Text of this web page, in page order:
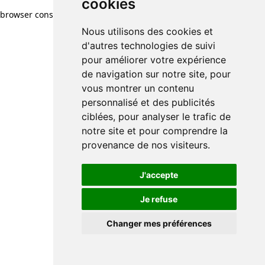
cookies
Nous utilisons des cookies et
d'autres technologies de suivi
pour améliorer votre expérience
de navigation sur notre site, pour
vous montrer un contenu
personnalisé et des publicités
ciblées, pour analyser le trafic de
notre site et pour comprendre la
provenance de nos visiteurs.
J'accepte
Je refuse
Changer mes préférences
cookies
Nous utilisons des cookies et
d'autres technologies de suivi
pour améliorer votre expérience
de navigation sur notre site, pour
vous montrer un contenu
personnalisé et des publicités
ciblées, pour analyser le trafic de
notre site et pour comprendre la
provenance de nos visiteurs.
J'accepte
Je refuse
Changer mes préférences
browser console for more information)